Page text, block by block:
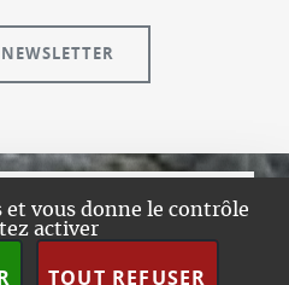
et vous donne le contrôle
activer
TOUT REFUSER
DU SITE